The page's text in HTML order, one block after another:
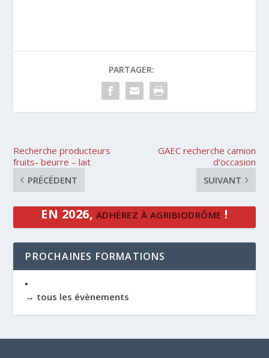
PARTAGER:
Recherche producteurs
fruits- beurre – lait
PRÉCÉDENT
GAEC recherche camion
d’occasion
SUIVANT
EN 2026, ADHÉREZ À AGRIBIODRÔME !
PROCHAINES FORMATIONS
→ tous les évènements